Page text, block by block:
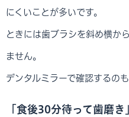
にくいことが多いです。
ときには歯ブラシを斜め横か
ません。
デンタルミラーで確認するのも
「食後30分待って歯磨